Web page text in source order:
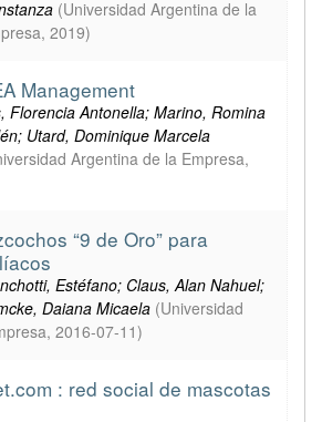
(Universidad Argentina de la
, 2019)
Management
Florencia Antonella; Marino, Romina
Utard, Dominique Marcela
Argentina de la Empresa,
“9 de Oro” para
Estéfano; Claus, Alan Nahuel;
Daiana Micaela (Universidad
, 2016-07-11)
: red social de mascotas